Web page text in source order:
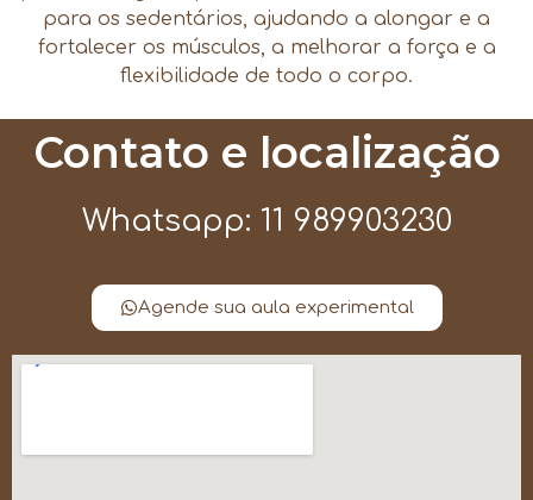
para os sedentários, ajudando a alongar e a
fortalecer os músculos, a melhorar a força e a
flexibilidade de todo o corpo.
Contato e localização
Whatsapp: 11 989903230
Agende sua aula experimental